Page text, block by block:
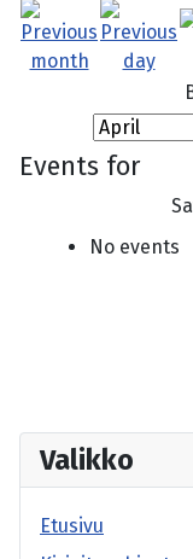
Events for
No events
Valikko
Etusivu